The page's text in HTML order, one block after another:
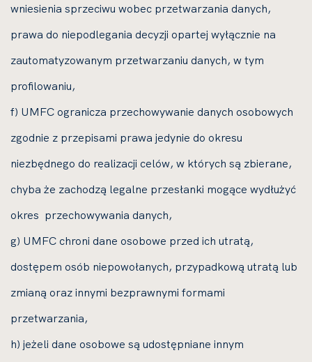
wniesienia sprzeciwu wobec przetwarzania danych,
prawa do niepodlegania decyzji opartej wyłącznie na
zautomatyzowanym przetwarzaniu danych, w tym
profilowaniu,
f) UMFC ogranicza przechowywanie danych osobowych
zgodnie z przepisami prawa jedynie do okresu
niezbędnego do realizacji celów, w których są zbierane,
chyba że zachodzą legalne przesłanki mogące wydłużyć
okres przechowywania danych,
g) UMFC chroni dane osobowe przed ich utratą,
dostępem osób niepowołanych, przypadkową utratą lub
zmianą oraz innymi bezprawnymi formami
przetwarzania,
h) jeżeli dane osobowe są udostępniane innym